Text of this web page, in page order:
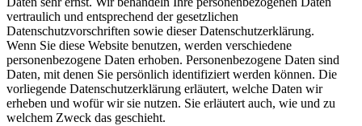
vertraulich und entsprechend der gesetzlichen
Datenschutzvorschriften sowie dieser Datenschutzerklärung.
Wenn Sie diese Website benutzen, werden verschiedene
personenbezogene Daten erhoben. Personenbezogene Daten sind
Daten, mit denen Sie persönlich identifiziert werden können. Die
vorliegende Datenschutzerklärung erläutert, welche Daten wir
erheben und wofür wir sie nutzen. Sie erläutert auch, wie und zu
welchem Zweck das geschieht.